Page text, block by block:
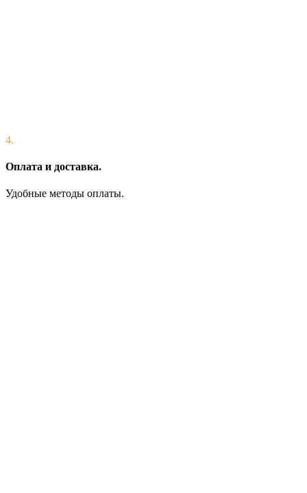
4.
Оплата и доставка.
Удобные методы оплаты.